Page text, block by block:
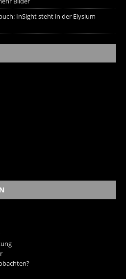
InSight steht in der Elysium